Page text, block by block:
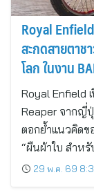
Royal
สะกดสายตา
โลก ในงาน
2026
Royal Enfield
Reaper จากญี่ปุ่
ตอกย้ำแนวคิดข
“ผืนผ้าใบ สำห
29 พ.ค. 69